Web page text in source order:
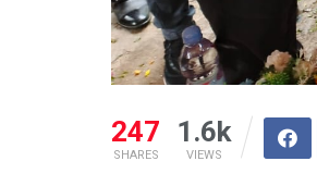
247
SHARES
1.6k
VIEWS